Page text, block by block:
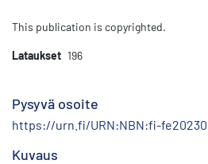
This publication is copyrighted.
Lataukset 196
Pysyvä osoite
https://urn.fi/URN:NBN:fi-
Kuvaus